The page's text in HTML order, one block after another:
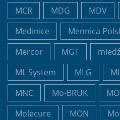
MCR
MDG MDV
Medinice
Mennica
Mercor
MGT miedź
ML System
MLG
MNC
Mo-BRUK
Molecure
MON